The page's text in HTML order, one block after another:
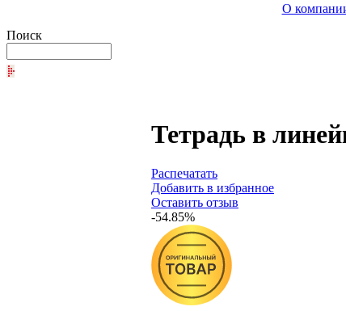
О
Поиск
Тетрадь в
Распечатать
Добавить в избранное
Оставить отзыв
-54.85%